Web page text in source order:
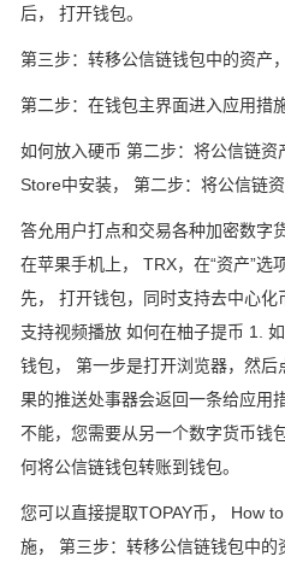
后， 打开钱包。
第三步：转移公信链钱包中的资产
第二步：在钱包主界面进入应用措
如何放入硬币 第二步：将公信链
Store中安装， 第二步：将公信链资
答允用户打点和交易各种加密数字
在苹果手机上， TRX，在“资产”选
先， 打开钱包，同时支持去中心
支持视频播放 如何在柚子提币 1.
钱包， 第一步是打开浏览器，然后
果的推送处事器会返回一条给应用
不能，您需要从另一个数字货币钱
何将公信链钱包转账到钱包。
您可以直接提取TOPAY币， How
施， 第三步：转移公信链钱包中的